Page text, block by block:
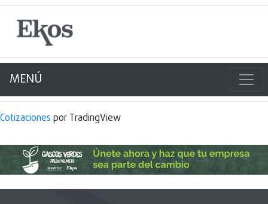
MENÚ
Cotizaciones por TradingView